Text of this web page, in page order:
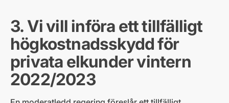
3. Vi vill införa ett tillfälligt
högkostnadsskydd för
privata elkunder vintern
2022/2023